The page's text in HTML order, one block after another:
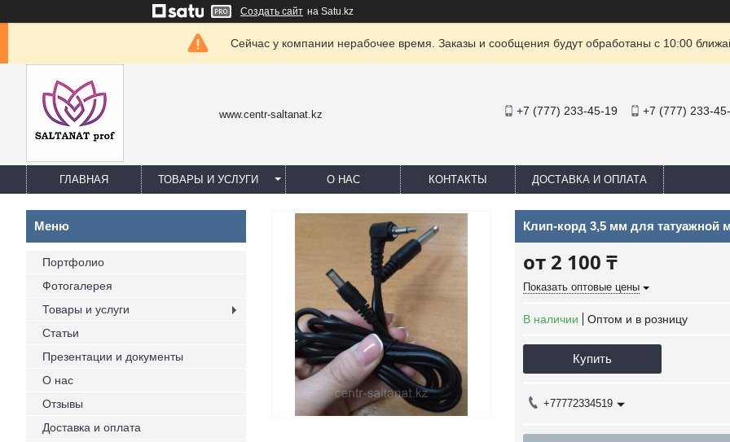
Создать сайт на Satu.kz
Сейчас у компании нерабочее время. Заказы и сообщения будут обработаны с 10:00
www.centr-saltanat.kz +7 (777) 233-45-19 +7 (777) 233-
ГЛАВНАЯ ТОВАРЫ И УСЛУГИ О НАС КОНТАКТЫ ДОСТАВКА И ОПЛАТА
Клип-корд 3,5 мм для татуажной
от 2 100 ₸
Показать оптовые цены
В наличии Оптом и в розницу
Купить
+77772334519
Портфолио
Фотогалерея
Товары и услуги
Статьи
Презентации и документы
О нас
Отзывы
Доставка и оплата